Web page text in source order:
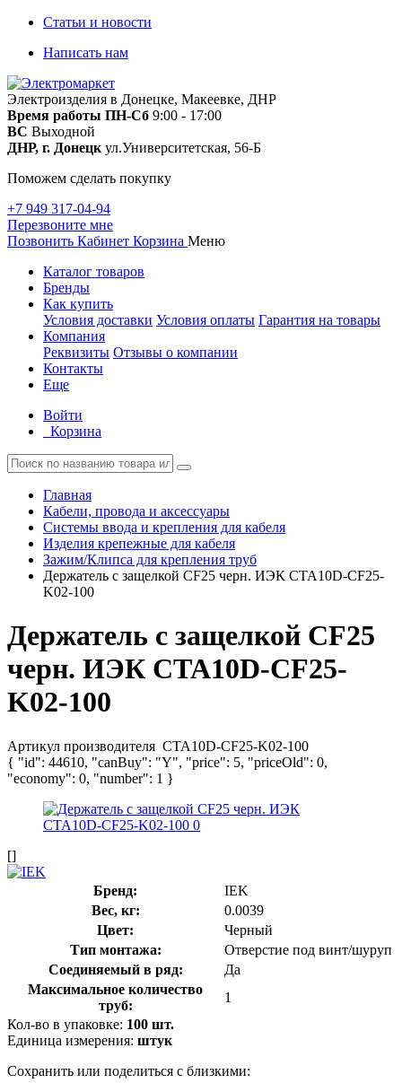
Статьи и новости
Написать нам
Электроизделия в Донецке, Макеевке, ДНР
Время работы ПН-Сб 9:00 - 17:00
ВС Выходной
ДНР, г. Донецк ул.Университетская, 56-Б
Поможем сделать покупку
+7 949 317-04-94
Перезвоните мне
Позвонить Кабинет Корзина Меню
Каталог товаров
Бренды
Как купить
Условия доставки Условия оплаты Гарантия на товары
Компания
Реквизиты Отзывы о компании
Контакты
Еще
Войти
Корзина
Главная
Кабели, провода и аксессуары
Системы ввода и крепления для кабеля
Изделия крепежные для кабеля
Зажим/Клипса для крепления труб
Держатель с защелкой CF25 черн. ИЭК CTA10D-CF25-
K02-100
Держатель с защелкой CF25
черн. ИЭК CTA10D-CF25-
K02-100
Артикул производителя CTA10D-CF25-K02-100
{ "id": 44610, "canBuy": "Y", "price": 5, "priceOld": 0,
"economy": 0, "number": 1 }
[]
Бренд:
IEK
Вес, кг:
0.0039
Цвет:
Черный
Тип монтажа:
Отверстие под винт/шуруп
Соединяемый в ряд:
Да
Максимальное количество
труб:
1
Кол-во в упаковке: 100 шт.
Единица измерения: штук
Сохранить или поделиться с близкими: